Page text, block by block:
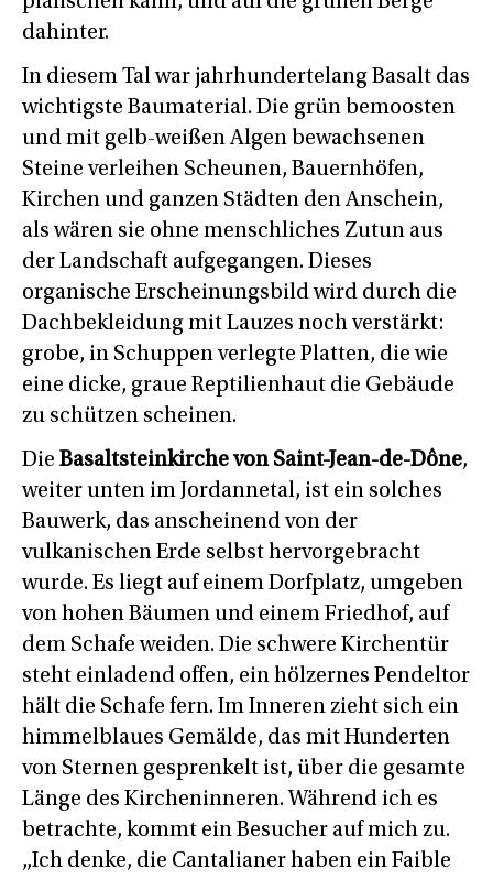
dahinter.
In diesem Tal war jahrhundertelang Basalt das
wichtigste Baumaterial. Die grün bemoosten
und mit gelb-weißen Algen bewachsenen
Steine verleihen Scheunen, Bauernhöfen,
Kirchen und ganzen Städten den Anschein,
als wären sie ohne menschliches Zutun aus
der Landschaft aufgegangen. Dieses
organische Erscheinungsbild wird durch die
Dachbekleidung mit Lauzes noch verstärkt:
grobe, in Schuppen verlegte Platten, die wie
eine dicke, graue Reptilienhaut die Gebäude
zu schützen scheinen.
Die Basaltsteinkirche von Saint-Jean-de-Dône,
weiter unten im Jordannetal, ist ein solches
Bauwerk, das anscheinend von der
vulkanischen Erde selbst hervorgebracht
wurde. Es liegt auf einem Dorfplatz, umgeben
von hohen Bäumen und einem Friedhof, auf
dem Schafe weiden. Die schwere Kirchentür
steht einladend offen, ein hölzernes Pendeltor
hält die Schafe fern. Im Inneren zieht sich ein
himmelblaues Gemälde, das mit Hunderten
von Sternen gesprenkelt ist, über die gesamte
Länge des Kircheninneren. Während ich es
betrachte, kommt ein Besucher auf mich zu.
„Ich denke, die Cantalianer haben ein Faible